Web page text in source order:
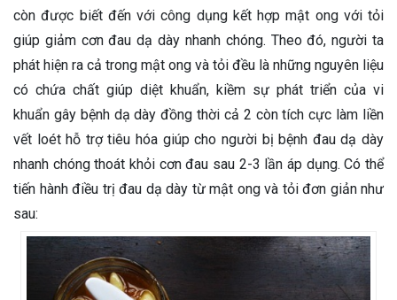
còn được biết đến với công dụng kết hợp mật ong với tỏi
giúp giảm cơn đau dạ dày nhanh chóng. Theo đó, người ta
phát hiện ra cả trong mật ong và tỏi đều là những nguyên liệu
có chứa chất giúp diệt khuẩn, kiềm sự phát triển của vi
khuẩn gây bệnh dạ dày đồng thời cả 2 còn tích cực làm liền
vết loét hỗ trợ tiêu hóa giúp cho người bị bệnh đau dạ dày
nhanh chóng thoát khỏi cơn đau sau 2-3 lần áp dụng. Có thể
tiến hành điều trị đau dạ dày từ mật ong và tỏi đơn giản như
sau: